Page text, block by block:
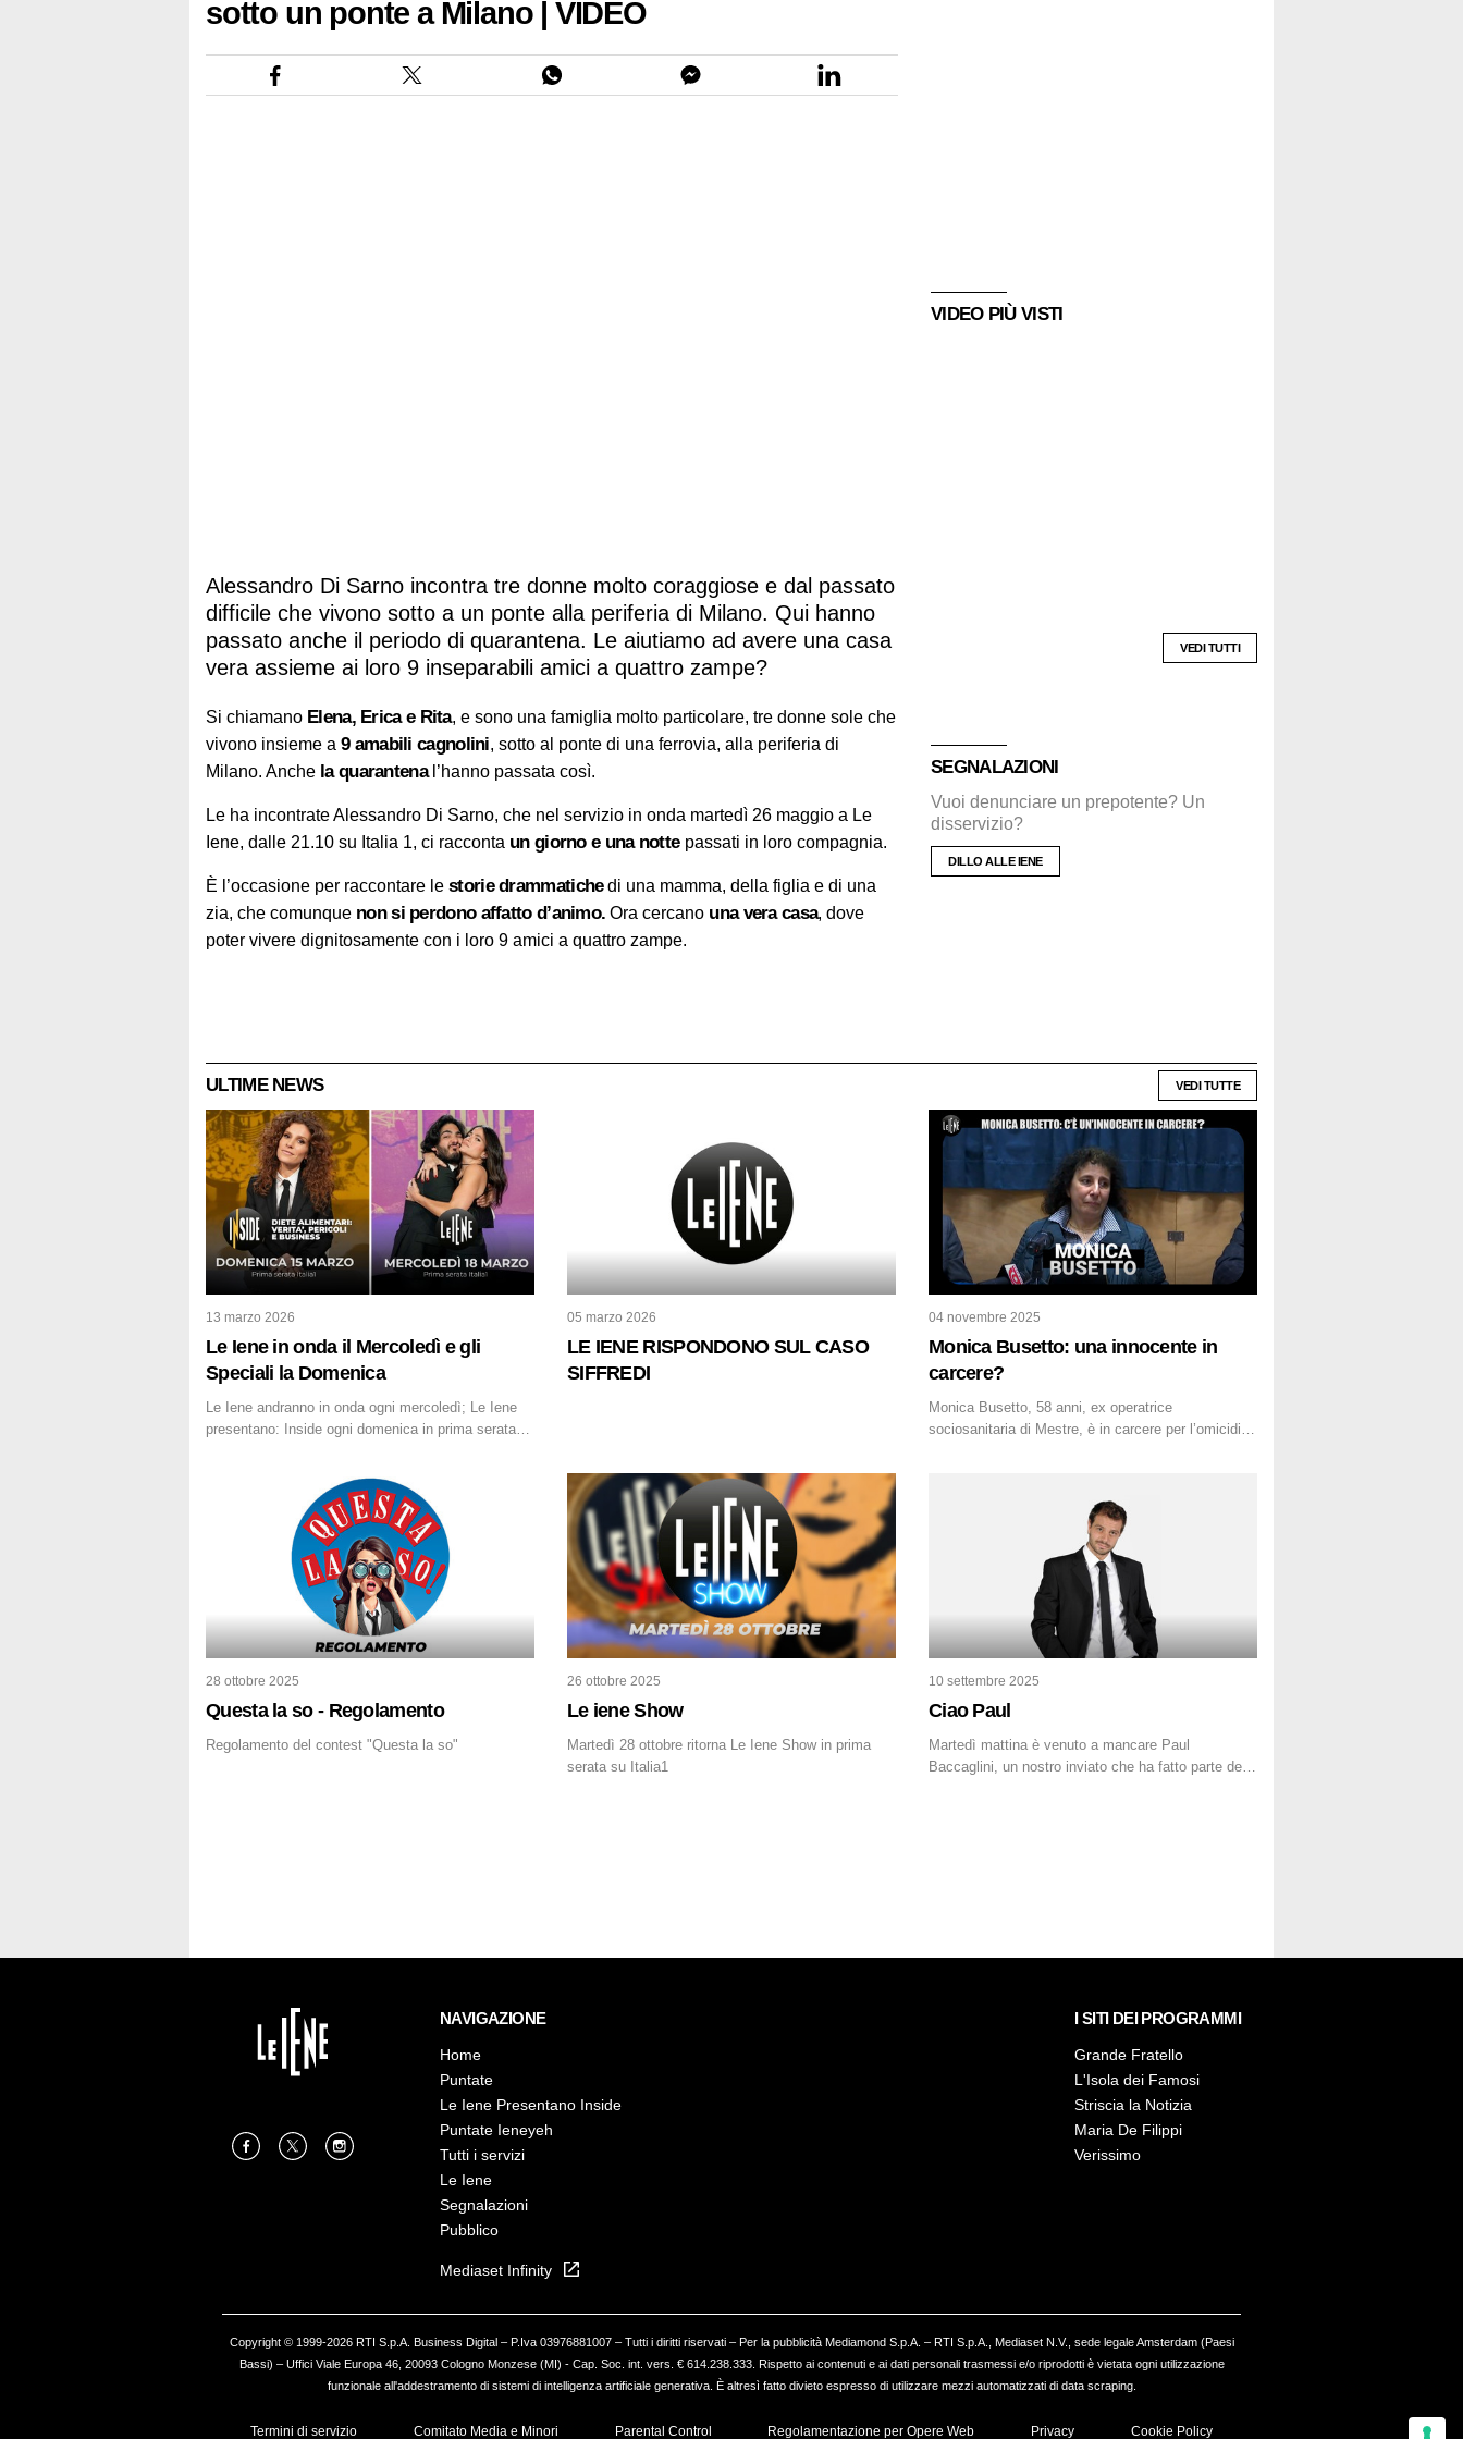
sotto un ponte a Milano | VIDEO
Alessandro Di Sarno incontra tre donne molto coraggiose e dal passato
difficile che vivono sotto a un ponte alla periferia di Milano. Qui hanno
passato anche il periodo di quarantena. Le aiutiamo ad avere una casa
vera assieme ai loro 9 inseparabili amici a quattro zampe?
Si chiamano Elena, Erica e Rita, e sono una famiglia molto particolare, tre donne sole che
vivono insieme a 9 amabili cagnolini, sotto al ponte di una ferrovia, alla periferia di
Milano. Anche la quarantenal’hanno passata così.
Le ha incontrate Alessandro Di Sarno, che nel servizio in onda martedì 26 maggio a Le
Iene, dalle 21.10 su Italia 1, ci racconta un giorno e una notte passati in loro compagnia.
È l’occasione per raccontare le storie drammatichedi una mamma, della figlia e di una
zia, che comunque non si perdono affatto d’animo. Ora cercano una vera casa, dove
poter vivere dignitosamente con i loro 9 amici a quattro zampe.
VIDEO PIÙ VISTI
VEDI TUTTI
SEGNALAZIONI
Vuoi denunciare un prepotente? Un
disservizio?
DILLO ALLE IENE
ULTIME NEWS VEDI TUTTE
Le Iene in onda il Mercoledì e gli
Speciali la Domenica
13 marzo 2026
Le Iene andranno in onda ogni mercoledì; Le Iene
presentano: Inside ogni domenica in prima serata,
LE IENE RISPONDONO SUL CASO
SIFFREDI
05 marzo 2026
Monica Busetto: una innocente in
carcere?
04 novembre 2025
Monica Busetto, 58 anni, ex operatrice
sociosanitaria di Mestre, è in carcere per l’omicidio
innocente. Nel 2015 un’altra donna confessa lo
stesso delitto, poi ritratta. Due colpevoli per un solo
omicidio: errore giudiziario o giustizia cieca?
Questa la so - Regolamento
28 ottobre 2025
Regolamento del contest "Questa la so"
Le iene Show
26 ottobre 2025
Martedì 28 ottobre ritorna Le Iene Show in prima
serata su Italia1
Ciao Paul
10 settembre 2025
Martedì mattina è venuto a mancare Paul
Baccaglini, un nostro inviato che ha fatto parte della
NAVIGAZIONE
Home
Puntate
Le Iene Presentano Inside
Puntate Ieneyeh
Tutti i servizi
Le Iene
Segnalazioni
Pubblico
Mediaset Infinity
I SITI DEI PROGRAMMI
Grande Fratello
L'Isola dei Famosi
Striscia la Notizia
Maria De Filippi
Verissimo
Copyright © 1999-2026 RTI S.p.A. Business Digital – P.Iva 03976881007 – Tutti i diritti riservati – Per la pubblicità Mediamond S.p.A. – RTI S.p.A., Mediaset N.V., sede legale Amsterdam (Paesi
Bassi) – Uffici Viale Europa 46, 20093 Cologno Monzese (MI) - Cap. Soc. int. vers. € 614.238.333. Rispetto ai contenuti e ai dati personali trasmessi e/o riprodotti è vietata ogni utilizzazione
funzionale all'addestramento di sistemi di intelligenza artificiale generativa. È altresì fatto divieto espresso di utilizzare mezzi automatizzati di data scraping.
Termini di servizio Comitato Media e Minori Parental Control Regolamentazione per Opere Web Privacy Cookie Policy